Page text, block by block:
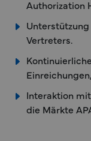
Authorization
Vertreters.
Interaktion
die Märkte